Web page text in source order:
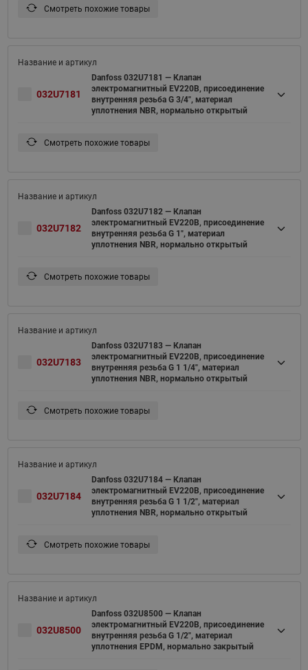
Смотреть похожие товары
032U7181
Danfoss 032U7181 — Клапан
электромагнитный EV220B, присоединение
внутренняя резьба G 3/4", материал
уплотнения NBR, нормально открытый
Смотреть похожие товары
032U7182
Danfoss 032U7182 — Клапан
электромагнитный EV220B, присоединение
внутренняя резьба G 1", материал
уплотнения NBR, нормально открытый
Смотреть похожие товары
032U7183
Danfoss 032U7183 — Клапан
электромагнитный EV220B, присоединение
внутренняя резьба G 1 1/4", материал
уплотнения NBR, нормально открытый
Смотреть похожие товары
032U7184
Danfoss 032U7184 — Клапан
электромагнитный EV220B, присоединение
внутренняя резьба G 1 1/2", материал
уплотнения NBR, нормально открытый
Смотреть похожие товары
032U8500
Danfoss 032U8500 — Клапан
электромагнитный EV220B, присоединение
внутренняя резьба G 1/2", материал
уплотнения EPDM, нормально закрытый